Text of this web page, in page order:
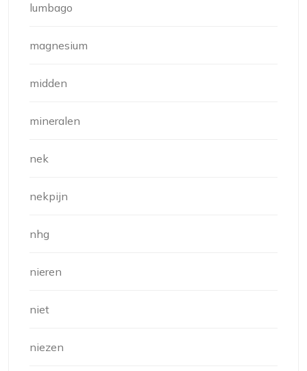
lumbago
magnesium
midden
mineralen
nek
nekpijn
nhg
nieren
niet
niezen